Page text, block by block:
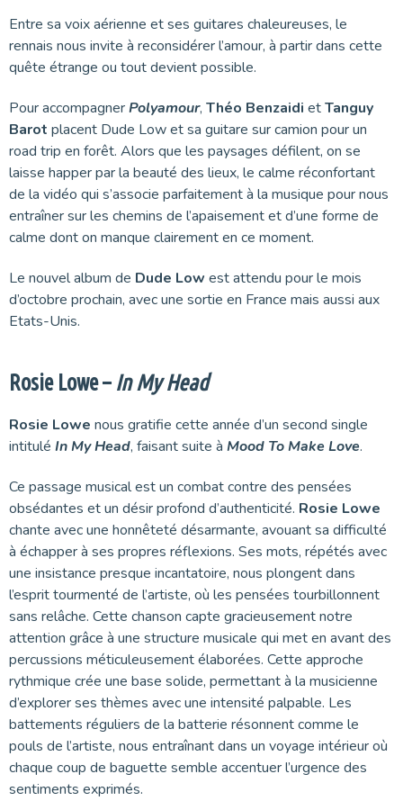
Entre sa voix aérienne et ses guitares chaleureuses, le
rennais nous invite à reconsidérer l’amour, à partir dans cette
quête étrange ou tout devient possible.
Pour accompagnerPolyamour, Théo Benzaidi etTanguy
Barot placent Dude Low et sa guitare sur camion pour un
road trip en forêt. Alors que les paysages défilent, on se
laisse happer par la beauté des lieux, le calme réconfortant
de la vidéo qui s’associe parfaitement à la musique pour nous
entraîner sur les chemins de l’apaisement et d’une forme de
calme dont on manque clairement en ce moment.
Le nouvel album de Dude Low est attendu pour le mois
d’octobre prochain, avec une sortie en France mais aussi aux
Etats-Unis.
Rosie Lowe – In My Head
Rosie Lowe nous gratifie cette année d’un second single
intitulé In My Head, faisant suite à Mood To Make Love.
Ce passage musical est un combat contre des pensées
obsédantes et un désir profond d’authenticité. Rosie Lowe
chante avec une honnêteté désarmante, avouant sa difficulté
à échapper à ses propres réflexions. Ses mots, répétés avec
une insistance presque incantatoire, nous plongent dans
l’esprit tourmenté de l’artiste, où les pensées tourbillonnent
sans relâche. Cette chanson capte gracieusement notre
attention grâce à une structure musicale qui met en avant des
percussions méticuleusement élaborées. Cette approche
rythmique crée une base solide, permettant à la musicienne
d’explorer ses thèmes avec une intensité palpable. Les
battements réguliers de la batterie résonnent comme le
pouls de l’artiste, nous entraînant dans un voyage intérieur où
chaque coup de baguette semble accentuer l’urgence des
sentiments exprimés.